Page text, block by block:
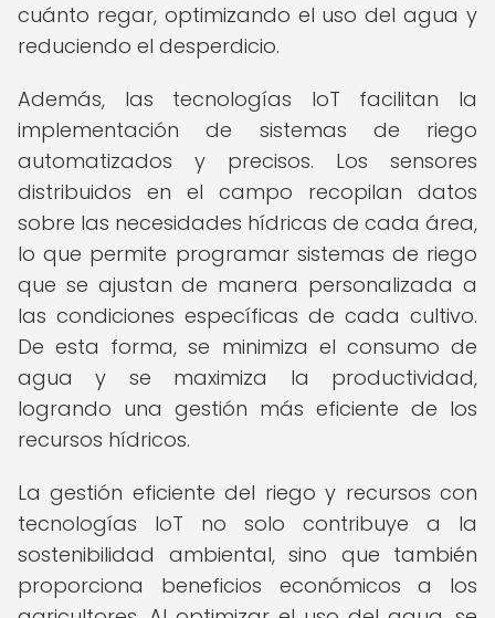
cuánto regar, optimizando el uso del agua y
reduciendo el desperdicio.
Además, las tecnologías IoT facilitan la
implementación de sistemas de riego
automatizados y precisos. Los sensores
distribuidos en el campo recopilan datos
sobre las necesidades hídricas de cada área,
lo que permite programar sistemas de riego
que se ajustan de manera personalizada a
las condiciones específicas de cada cultivo.
De esta forma, se minimiza el consumo de
agua y se maximiza la productividad,
logrando una gestión más eficiente de los
recursos hídricos.
La gestión eficiente del riego y recursos con
tecnologías IoT no solo contribuye a la
sostenibilidad ambiental, sino que también
proporciona beneficios económicos a los